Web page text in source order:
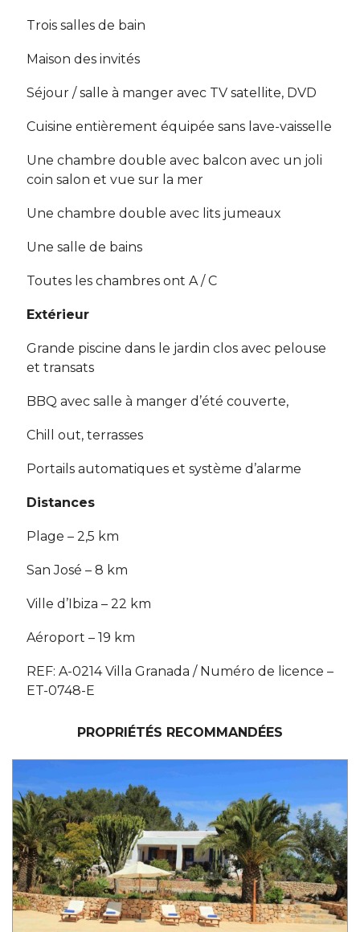
Trois salles de bain
Maison des invités
Séjour / salle à manger avec TV satellite, DVD
Cuisine entièrement équipée sans lave-vaisselle
Une chambre double avec balcon avec un joli
coin salon et vue sur la mer
Une chambre double avec lits jumeaux
Une salle de bains
Toutes les chambres ont A / C
Extérieur
Grande piscine dans le jardin clos avec pelouse
et transats
BBQ avec salle à manger d’été couverte,
Chill out, terrasses
Portails automatiques et système d’alarme
Distances
Plage – 2,5 km
San José – 8 km
Ville d’Ibiza – 22 km
Aéroport – 19 km
REF: A-0214 Villa Granada / Numéro de licence –
ET-0748-E
PROPRIÉTÉS RECOMMANDÉES